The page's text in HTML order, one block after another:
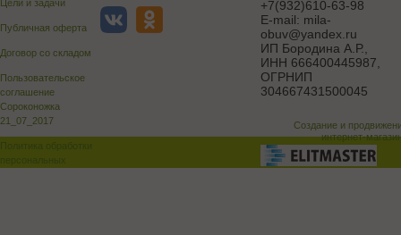
Цели и задачи
Публичная оферта
Договор со складом
Пользовательское
соглашение
Сороконожка
21_07_2017
+7(932)610-63-98
E-mail: mila-
obuv@yandex.ru
ИП Бородина А.Р.
ИНН 666400445987,
ОГРНИП
304667431500045
Создание и
интернет-